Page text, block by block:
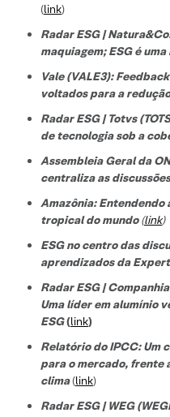
(link)
Radar ESG |
maquiagem; ESG é
Vale (VALE3):
voltados para a
Radar ESG | Totvs
de tecnologia sob a
Assembleia Geral da
centraliza as discussões
Amazônia:
tropical do mundo (link)
ESG no centro das
aprendizados da Expert
Radar ESG |
Uma líder em alumínio
ESG(link)
Relatório do IPCC: Um
para o mercado, frente
clima(link)
Radar ESG | WEG